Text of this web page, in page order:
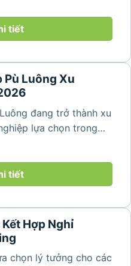
ty...
tiết
Pù Luông Xu
đang trở thành xu
lựa chọn trong
nghỉ dưỡng, hội
càng tăng. Không chỉ
thư giãn...
tiết
Hợp Nghỉ
chọn lý tưởng cho các